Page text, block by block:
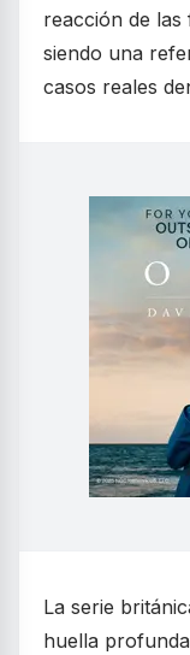
reacción de las
siendo una
casos reales
La serie
huella